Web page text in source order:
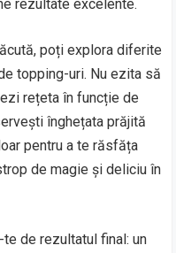
rezultate excelente.
poți explora diferite
topping-uri. Nu ezita să
rețeta în funcție de
înghețata prăjită
pentru a te răsfăța
de magie și deliciu în
de rezultatul final: un